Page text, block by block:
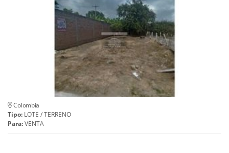
Colombia
Tipo: LOTE / TERRENO
Para:VENTA